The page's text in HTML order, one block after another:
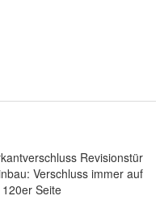
Revisionstür
Verschluss immer auf
Seite